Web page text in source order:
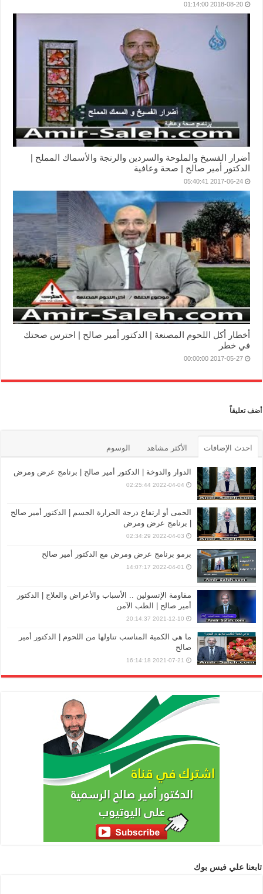
2018-08-20 01:14:00
أضرار الفسيخ والملوحة والسردين والرنجة والأسماك المملح |
الدكتور أمير صالح | صحة وعافية
2017-06-24 05:40:41
أخطار أكل اللحوم المصنعة | الدكتور أمير صالح | احترس صحتك
في خطر
2017-05-27 00:00:00
أضف تعليقاً
احدث الإضافات الأكثر مشاهد الوسوم
الدوار والدوخة | الدكتور أمير صالح | برنامج عرض ومرض
2022-04-04 02:25:44
الحمى أو ارتفاع درجة الحرارة الجسم | الدكتور أمير صالح
| برنامج عرض ومرض
2022-04-03 02:34:29
برمو برنامج عرض ومرض مع الدكتور أمير صالح
2022-04-01 14:07:17
مقاومة الإنسولين .. الأسباب والأعراض والعلاج | الدكتور
أمير صالح | الطب الآمن
2021-12-10 20:14:37
ما هي الكمية المناسب تناولها من اللحوم | الدكتور أمير
صالح
2021-07-21 16:14:18
تابعنا علي فيس بوك